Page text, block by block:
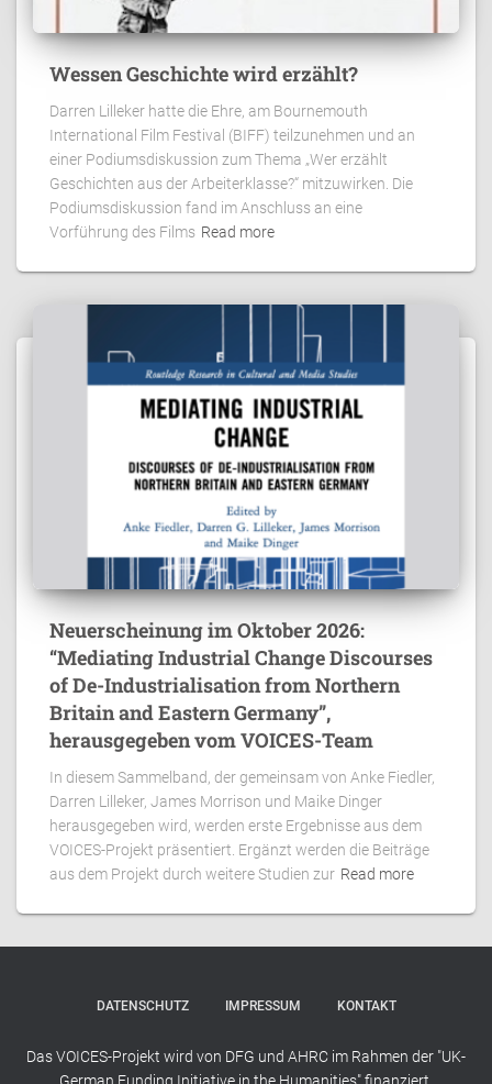
Wessen Geschichte wird erzählt?
Darren Lilleker hatte die Ehre, am Bournemouth
International Film Festival (BIFF) teilzunehmen und an
einer Podiumsdiskussion zum Thema „Wer erzählt
Geschichten aus der Arbeiterklasse?“ mitzuwirken. Die
Podiumsdiskussion fand im Anschluss an eine
Vorführung des Films Read more
Neuerscheinung im Oktober 2026:
“Mediating Industrial Change Discourses
of De-Industrialisation from Northern
Britain and Eastern Germany”,
herausgegeben vom VOICES-Team
In diesem Sammelband, der gemeinsam von Anke Fiedler,
Darren Lilleker, James Morrison und Maike Dinger
herausgegeben wird, werden erste Ergebnisse aus dem
VOICES-Projekt präsentiert. Ergänzt werden die Beiträge
aus dem Projekt durch weitere Studien zur Read more
DATENSCHUTZ IMPRESSUM KONTAKT
Das VOICES-Projekt wird von DFG und AHRC im Rahmen der "UK-